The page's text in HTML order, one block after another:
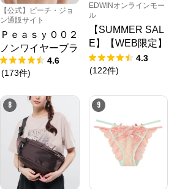
【公式】ピーチ・ジョ
ン通販サイト
Ｐｅａｓｙ００２
ノンワイヤーブラ
4.6
(173件)
EDWINオンラインモー
ル
【SUMMER SAL
E】【WEB限定】
STEPMARK ルー
ズペインターパン
4.3
(122件)
8 9